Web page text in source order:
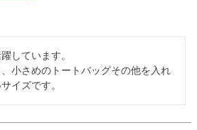
しています。
小さめのトートバッグその他を入れ
イズです。